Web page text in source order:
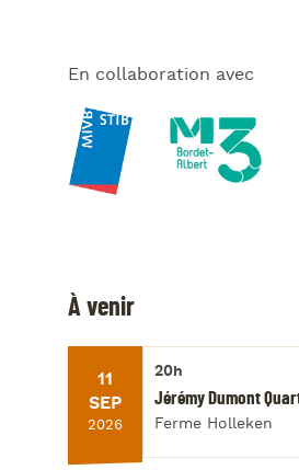
En collaboration avec
À venir
11
SEP
2026
20h
Jérémy Dumont
Ferme Holleken